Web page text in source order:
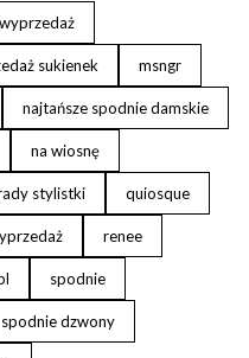
sukienek msngr
najtańsze spodnie damskie
na wiosnę
stylistki quiosque
renee
spodnie
spodnie dzwony